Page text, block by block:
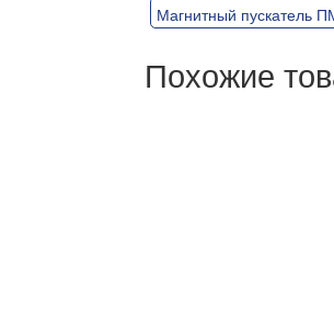
Магнитный пускатель
Похожие